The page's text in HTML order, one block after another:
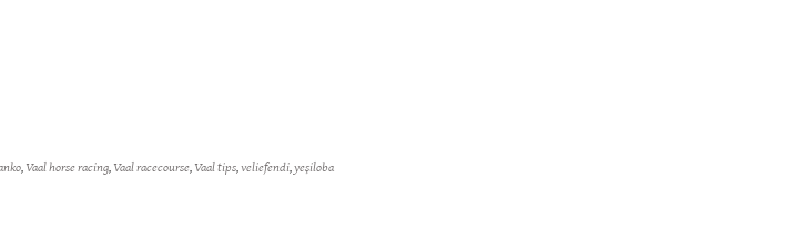
,Vaal horse racing,Vaal racecourse,Vaal tips,veliefendi,yeşiloba